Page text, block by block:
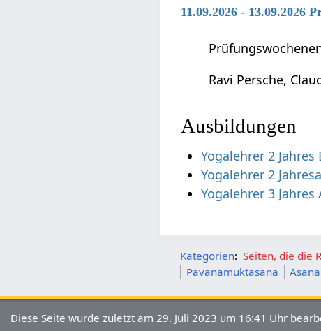
11.09.2026 - 13.09.2026
Ravi Persche,
Ausbildungen
Yogalehrer 2
Yogalehrer 2
Yogalehrer 3
Kategorien: Seiten, die die
Pavanamuktasana
Diese Seite wurde zuletzt am 29. Juli 2023 um 16:41 Uhr